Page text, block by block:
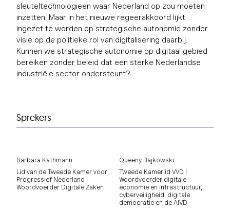
sleuteltechnologieën waar Nederland op zou moeten
inzetten. Maar in het nieuwe regeerakkoord lijkt
ingezet te worden op strategische autonomie zonder
visie op de politieke rol van digitalisering daarbij.
Kunnen we strategische autonomie op digitaal gebied
bereiken zonder beleid dat een sterke Nederlandse
industriële sector ondersteunt?
Sprekers
Barbara Kathmann
Lid van de Tweede Kamer voor
Progressief Nederland |
Woordvoerder Digitale Zaken
Queeny Rajkowski
Tweede Kamerlid VVD |
Woordvoerder digitale
economie en infrastructuur,
cyberveiligheid, digitale
democratie en de AIVD